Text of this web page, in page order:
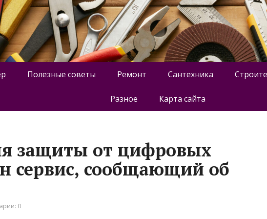
Полезные советы Ремонт Сантехника
Разное Карта сайта
защиты от цифровых
сервис, сообщающий об
0